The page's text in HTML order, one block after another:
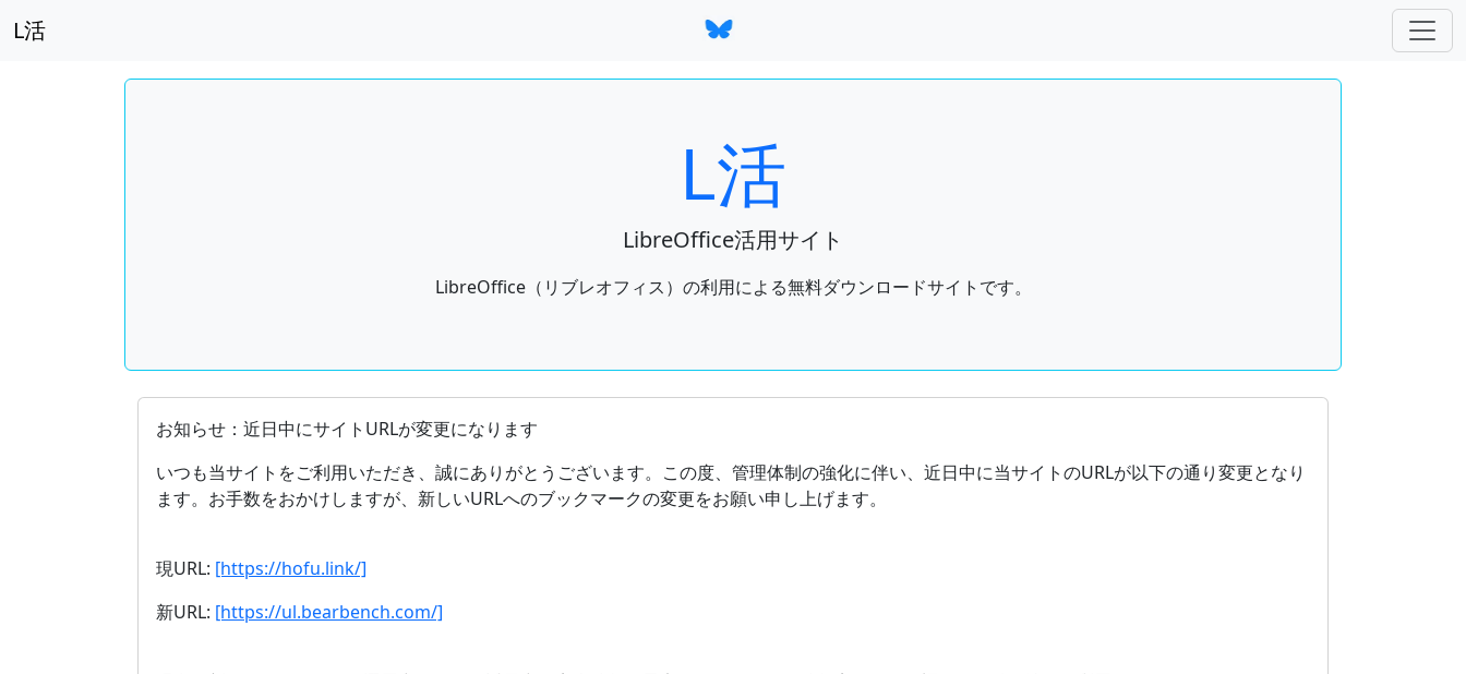
L活
L活
LibreOffice活用サイト
LibreOffice（リブレオフィス）の利用による無料ダウンロードサイトです。
お知らせ：近日中にサイトURLが変更になります
いつも当サイトをご利用いただき、誠にありがとうございます。この度、管理体制の強化に伴い、近日中に当サイトのURLが以下の通り変更となり
ます。お手数をおかけしますが、新しいURLへのブックマークの変更をお願い申し上げます。
現URL: [https://hofu.link/]
新URL: [https://ul.bearbench.com/]